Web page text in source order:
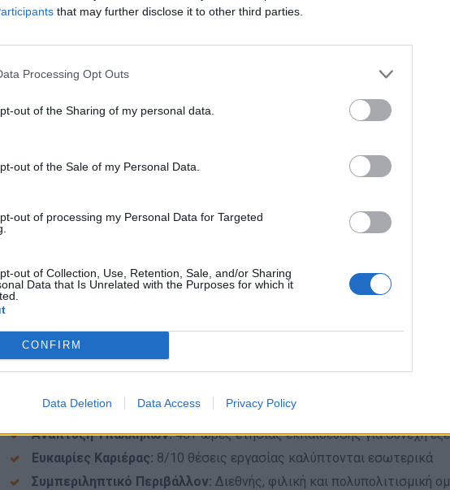
that may further disclose it to other third parties.
Processing Opt Outs
out of the Sharing of my personal data.
out of the Sale of my Personal Data.
out of processing my Personal Data for Targeted
out of Collection, Use, Retention, Sale, and/or Sharing
Data that Is Unrelated with the Purposes for which it
CONFIRM
Data Deletion Data Access Privacy Policy
Αποτελεσματική συνεργασία με συναδέλφους και προϊσταμένους
Απολυτήριο Λυκείου
Με πλήρες πακέτο παροχών &
Επιπλέον παροχές μέσα στο έτος (δωροκάρτες / δωροεπιταγές)
Εστιατόριο Εργαζομένων:
παροχή γευμάτων στο εστιατόριο των
τιμές
Εκπτώσεις:Προνομιακές τιμές σε προϊόντα ΙΚΕΑ & άλλα brands του
Ανάπτυξη Υπαλλήλων:40+ ώρες ετήσιας εκπαίδευσης για συνεχή
Ευκαιρίες Καριέρας: 8/10 θέσεις εργασίας καλύπτονται εσωτερικά
Συμπεριληπτικό Περιβάλλον: Διεθνής, φιλική και πολυπολιτισμική